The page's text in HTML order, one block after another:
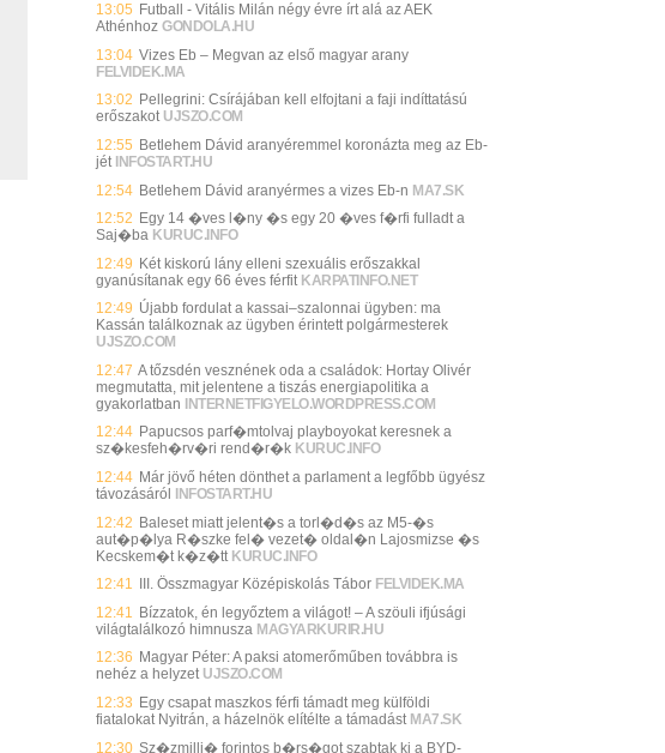
13:05 Futball - Vitális Milán négy évre írt alá az AEK
Athénhoz GONDOLA.HU
13:04 Vizes Eb – Megvan az első magyar arany
FELVIDEK.MA
13:02 Pellegrini: Csírájában kell elfojtani a faji indíttatású
erőszakot UJSZO.COM
12:55 Betlehem Dávid aranyéremmel koronázta meg az Eb-
jét INFOSTART.HU
12:54 Betlehem Dávid aranyérmes a vizes Eb-n MA7.SK
12:52 Egy 14 �ves l�ny �s egy 20 �ves f�rfi fulladt a
Saj�ba KURUC.INFO
12:49 Két kiskorú lány elleni szexuális erőszakkal
gyanúsítanak egy 66 éves férfit KARPATINFO.NET
12:49 Újabb fordulat a kassai–szalonnai ügyben: ma
Kassán találkoznak az ügyben érintett polgármesterek
UJSZO.COM
12:47 A tőzsdén vesznének oda a családok: Hortay Olivér
megmutatta, mit jelentene a tiszás energiapolitika a
gyakorlatban INTERNETFIGYELO.WORDPRESS.COM
12:44 Papucsos parf�mtolvaj playboyokat keresnek a
sz�kesfeh�rv�ri rend�r�k KURUC.INFO
12:44 Már jövő héten dönthet a parlament a legfőbb ügyész
távozásáról
INFOSTART.HU
12:42 Baleset miatt jelent�s a torl�d�s az M5-�s
aut�p�lya R�szke fel� vezet� oldal�n Lajosmizse �s
Kecskem�t k�z�tt KURUC.INFO
12:41
III. Összmagyar Középiskolás Tábor FELVIDEK.MA
12:41 Bízzatok, én legyőztem a világot! – A szöuli ifjúsági
világtalálkozó himnusza MAGYARKURIR.HU
12:36 Magyar Péter: A paksi atomerőműben továbbra is
nehéz a helyzet UJSZO.COM
12:33 Egy csapat maszkos férfi támadt meg külföldi
fiatalokat Nyitrán, a házelnök elítélte a támadást MA7.SK
12:30 Sz�zmilli� forintos b�rs�got szabtak ki a BYD-